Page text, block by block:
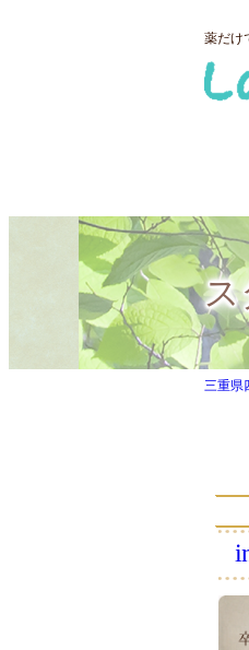
薬だけ
ス
三重県